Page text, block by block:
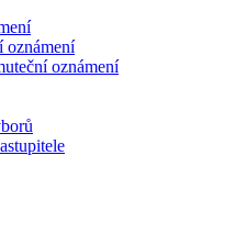
oznámení
oznámení